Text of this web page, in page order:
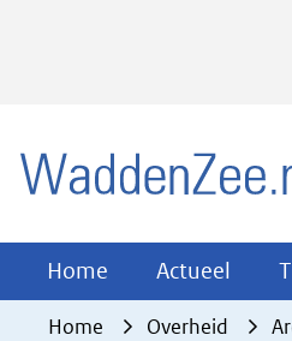
het
cookies
Home Actueel
Home Overheid